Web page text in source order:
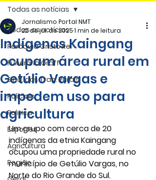
Todas as notícias
Paróquia Cristo Rei
Funerária Gräff
Sind. dos Trab. Rurais
Policiais
Politica
Esportes
Agricultura
Região
Todas as notícias
Indígenas Kaingang
ocupam área rural em
Getúlio Vargas e
impedem uso para
agricultura
Jornalismo Portal NMT
22 de jul. de 20251 min de leitura
Um grupo com cerca de 20
indígenas da etnia Kaingang
ocupou uma propriedade rural no
município de Getúlio Vargas, no
Norte do Rio Grande do Sul.